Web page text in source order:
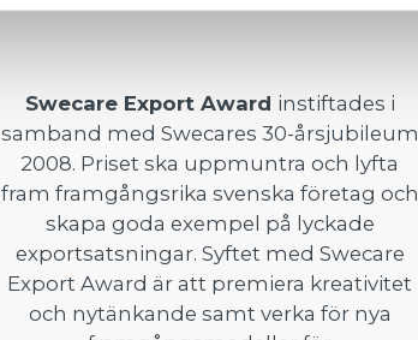
Swecare Export Award instiftades i
samband med Swecares 30-årsjubileum
2008. Priset ska uppmuntra och lyfta
fram framgångsrika svenska företag och
skapa goda exempel på lyckade
exportsatsningar. Syftet med Swecare
Export Award är att premiera kreativitet
och nytänkande samt verka för nya